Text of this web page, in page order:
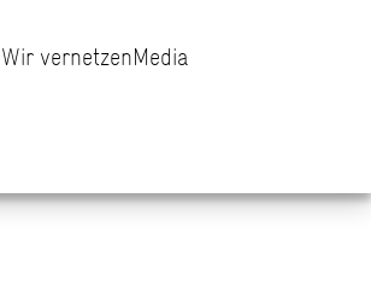
Wir vernetzenMedia